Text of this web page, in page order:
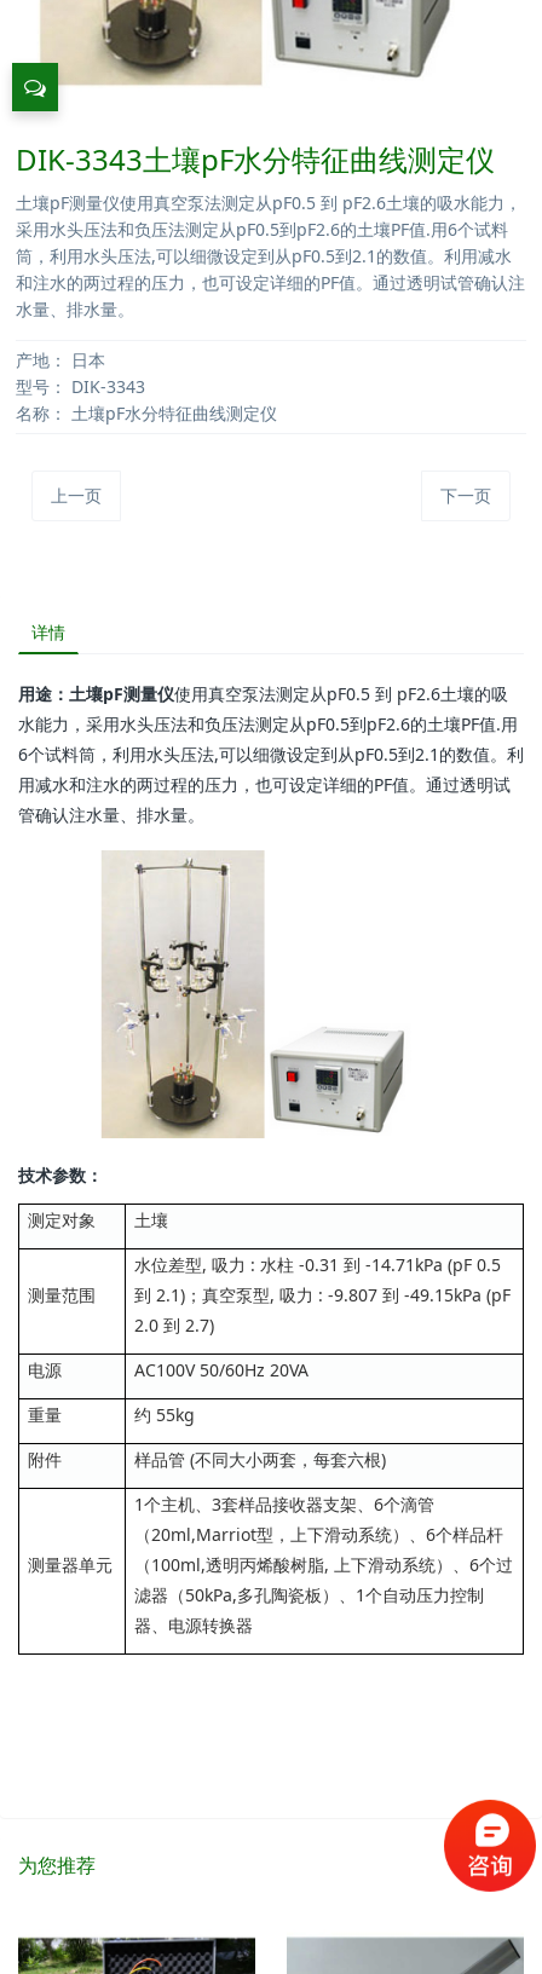
DIK-3343土壤pF水分特征曲线测定仪
土壤pF测量仪使用真空泵法测定从pF0.5 到 pF2.6土壤的吸水能力，
采用水头压法和负压法测定从pF0.5到pF2.6的土壤PF值.用6个试料
筒，利用水头压法,可以细微设定到从pF0.5到2.1的数值。利用减水
和注水的两过程的压力，也可设定详细的PF值。通过透明试管确认注
水量、排水量。
产地：
日本
型号： DIK-3343
名称： 土壤pF水分特征曲线测定仪
上一页 下一页
详情
用途： 土壤pF测量仪使用真空泵法测定从pF0.5 到 pF2.6土壤的吸
水能力，采用水头压法和负压法测定从pF0.5到pF2.6的土壤PF值.用
6个试料筒，利用水头压法,可以细微设定到从pF0.5到2.1的数值。利
用减水和注水的两过程的压力，也可设定详细的PF值。通过透明试
管确认注水量、排水量。
技术参数：
测定对象
土壤
测量范围
水位差型, 吸力 : 水柱 -0.31 到 -14.71kPa (pF 0.5
到 2.1)；真空泵型, 吸力 : -9.807 到 -49.15kPa (pF
2.0 到 2.7)
电源
AC100V 50/60Hz 20VA
重量
约 55kg
附件
样品管 (不同大小两套，每套六根)
测量器单元
1个主机、3套样品接收器支架、6个滴管
（20ml,Marriot型，上下滑动系统）、6个样品杆
（100ml,透明丙烯酸树脂, 上下滑动系统）、6个过
滤器（50kPa,多孔陶瓷板）、1个自动压力控制
器、电源转换器
为您推荐